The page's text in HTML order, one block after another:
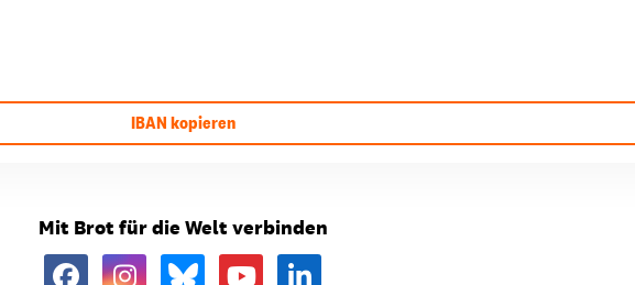
IBAN kopieren
Mit Brot für die Welt verbinden